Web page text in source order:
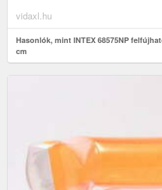
vidaxl.hu
Hasonlók, mint INTEX 68575NP
cm